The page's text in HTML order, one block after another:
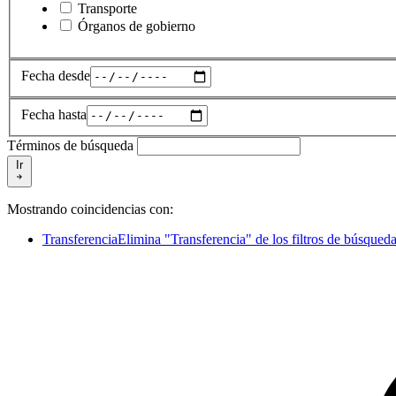
Transporte
Órganos de gobierno
Fecha desde
Fecha hasta
Términos de búsqueda
Ir
Mostrando coincidencias con:
TransferenciaElimina "Transferencia" de los filtros de búsqueda